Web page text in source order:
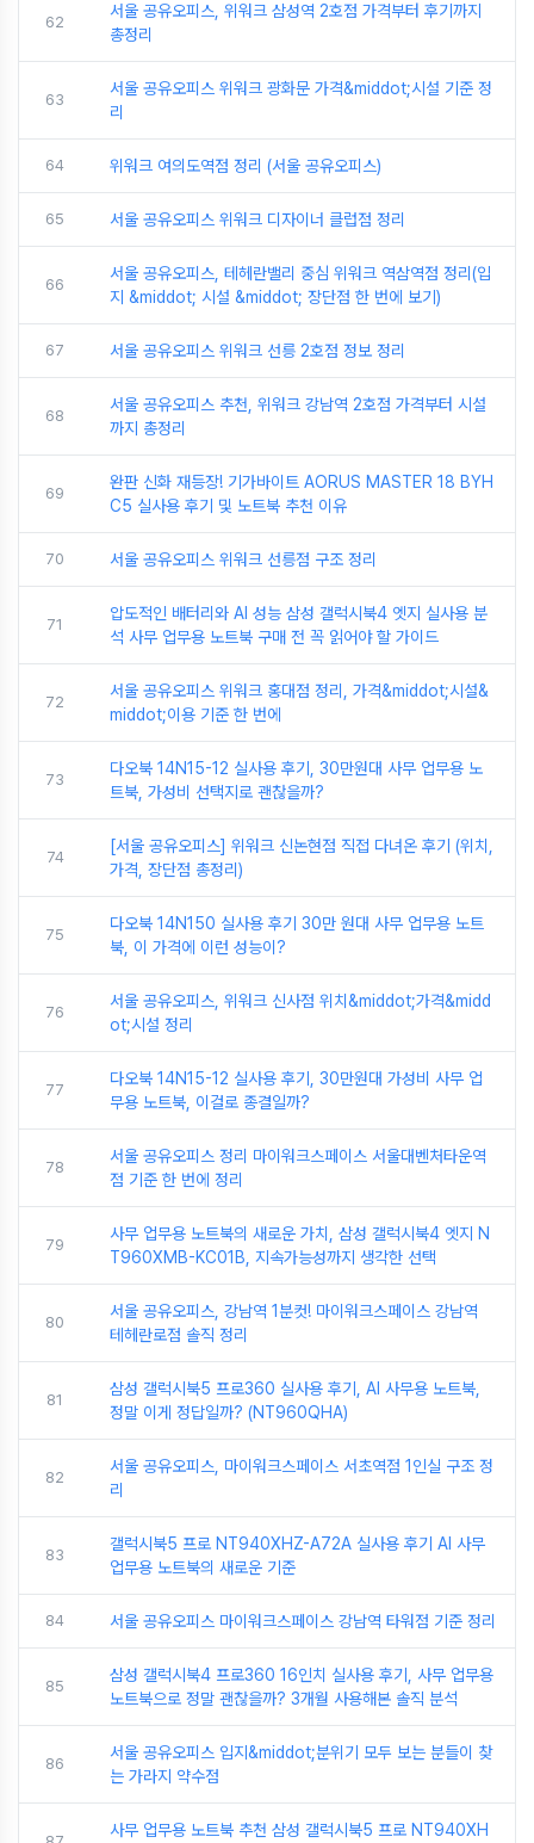
62
서울 공유오피스, 위워크 삼성역 2호점 가격부터 후기까지
총정리
63
서울 공유오피스 위워크 광화문 가격&middot;시설 기준 정
리
64 위워크 여의도역점 정리 (서울 공유오피스)
65 서울 공유오피스 위워크 디자이너 클럽점 정리
66
서울 공유오피스, 테헤란밸리 중심 위워크 역삼역점 정리(입
지 &middot; 시설 &middot; 장단점 한 번에 보기)
67 서울 공유오피스 위워크 선릉 2호점 정보 정리
68
서울 공유오피스 추천, 위워크 강남역 2호점 가격부터 시설
까지 총정리
69
완판 신화 재등장! 기가바이트 AORUS MASTER 18 BYH
C5 실사용 후기 및 노트북 추천 이유
70 서울 공유오피스 위워크 선릉점 구조 정리
71
압도적인 배터리와 AI 성능 삼성 갤럭시북4 엣지 실사용 분
석 사무 업무용 노트북 구매 전 꼭 읽어야 할 가이드
72
서울 공유오피스 위워크 홍대점 정리, 가격&middot;시설&
middot;이용 기준 한 번에
73
다오북 14N15-12 실사용 후기, 30만원대 사무 업무용 노
트북, 가성비 선택지로 괜찮을까?
74
[서울 공유오피스] 위워크 신논현점 직접 다녀온 후기 (위치,
가격, 장단점 총정리)
75
다오북 14N150 실사용 후기 30만 원대 사무 업무용 노트
북, 이 가격에 이런 성능이?
76
서울 공유오피스, 위워크 신사점 위치&middot;가격&midd
ot;시설 정리
77
다오북 14N15-12 실사용 후기, 30만원대 가성비 사무 업
무용 노트북, 이걸로 종결일까?
78
서울 공유오피스 정리 마이워크스페이스 서울대벤처타운역
점 기준 한 번에 정리
79
사무 업무용 노트북의 새로운 가치, 삼성 갤럭시북4 엣지 N
T960XMB-KC01B, 지속가능성까지 생각한 선택
80
서울 공유오피스, 강남역 1분컷! 마이워크스페이스 강남역
테헤란로점 솔직 정리
81
삼성 갤럭시북5 프로360 실사용 후기, AI 사무용 노트북,
정말 이게 정답일까? (NT960QHA)
82
서울 공유오피스, 마이워크스페이스 서초역점 1인실 구조 정
리
83
갤럭시북5 프로 NT940XHZ-A72A 실사용 후기 AI 사무
업무용 노트북의 새로운 기준
84 서울 공유오피스 마이워크스페이스 강남역 타워점 기준 정리
85
삼성 갤럭시북4 프로360 16인치 실사용 후기, 사무 업무용
노트북으로 정말 괜찮을까? 3개월 사용해본 솔직 분석
86
서울 공유오피스 입지&middot;분위기 모두 보는 분들이 찾
는 가라지 약수점
사무 업무용 노트북 추천 삼성 갤럭시북5 프로 NT940XH